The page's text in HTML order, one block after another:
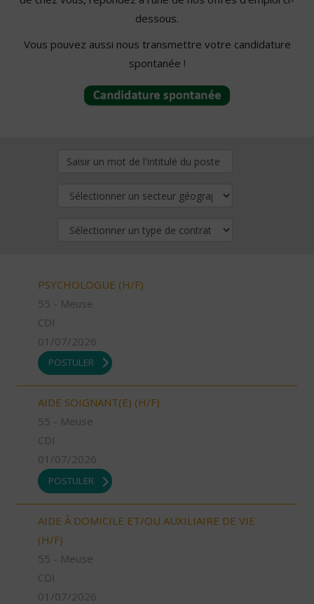
dessous.
Vous pouvez aussi nous transmettre votre candidature
spontanée !
PSYCHOLOGUE (H/F)
55 - Meuse
CDI
01/07/2026
POSTULER
AIDE SOIGNANT(E) (H/F)
55 - Meuse
CDI
01/07/2026
POSTULER
AIDE À DOMICILE ET/OU AUXILIAIRE DE VIE
(H/F)
55 - Meuse
CDI
01/07/2026